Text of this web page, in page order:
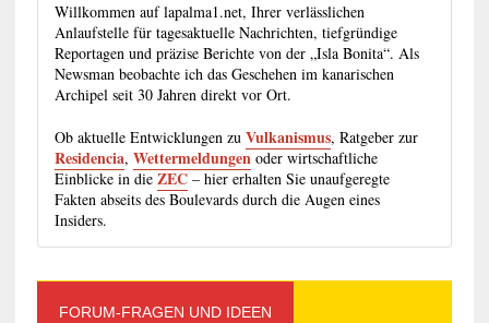
Willkommen auf lapalma1.net, Ihrer verlässlichen
Anlaufstelle für tagesaktuelle Nachrichten, tiefgründige
Reportagen und präzise Berichte von der „Isla Bonita“. Als
Newsman beobachte ich das Geschehen im kanarischen
Archipel seit 30 Jahren direkt vor Ort.
Ob aktuelle Entwicklungen zu Vulkanismus, Ratgeber zur
Residencia, Wettermeldungenoder wirtschaftliche
Einblicke in die ZEC– hier erhalten Sie unaufgeregte
Fakten abseits des Boulevards durch die Augen eines
Insiders.
FORUM-FRAGEN UND IDEEN